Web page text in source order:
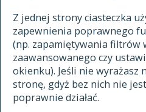
Z jednej strony ciasteczka
zapewnienia poprawnego
(np. zapamiętywania filtrów
zaawansowanego czy
okienku). Jeśli nie wyrażasz
stronę, gdyż bez nich nie
poprawnie działać.
autorzy tekstów źródłowych
zasady opracowania
statystyki
najnowsze hasła
ostatnio zmodyfikowane hasła
XVII I
znajdź
zaczynające się od